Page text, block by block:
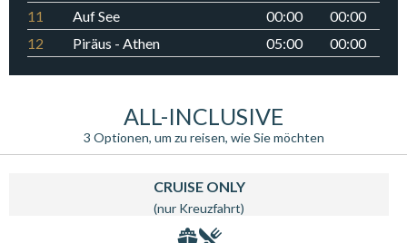
11 Auf See 00:00
00:00
12
Piräus - Athen 05:00 00:00
ALL-INCLUSIVE
3 Optionen, um zu reisen, wie Sie möchten
CRUISE ONLY
(nur Kreuzfahrt)